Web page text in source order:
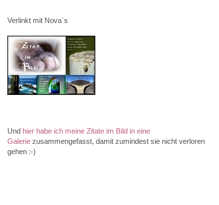
Verlinkt mit Nova`s
Und hier habe ich meine Zitate im Bild in eine
Galerie zusammengefasst, damit zumindest sie nicht verloren
gehen :-)